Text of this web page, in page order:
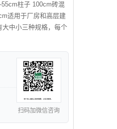
柱子 100cm砖混
适用于厂房和高层建
中小三种规格，每个
扫码加微信咨询